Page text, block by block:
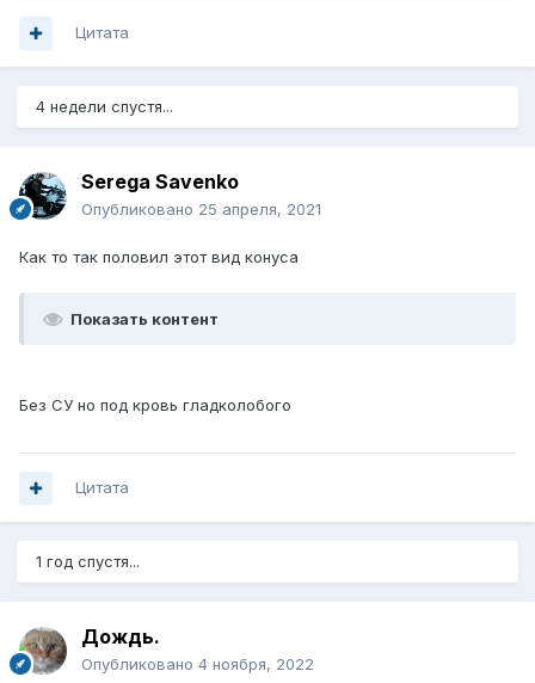
Цитата
4 недели спустя...
Serega Savenko
Опубликовано 25 апреля, 2021
Как то так половил этот вид конуса
Показать контент
Без СУ но под кровь гладколобого
Цитата
1 год спустя...
Дождь.
Опубликовано 4 ноября, 2022